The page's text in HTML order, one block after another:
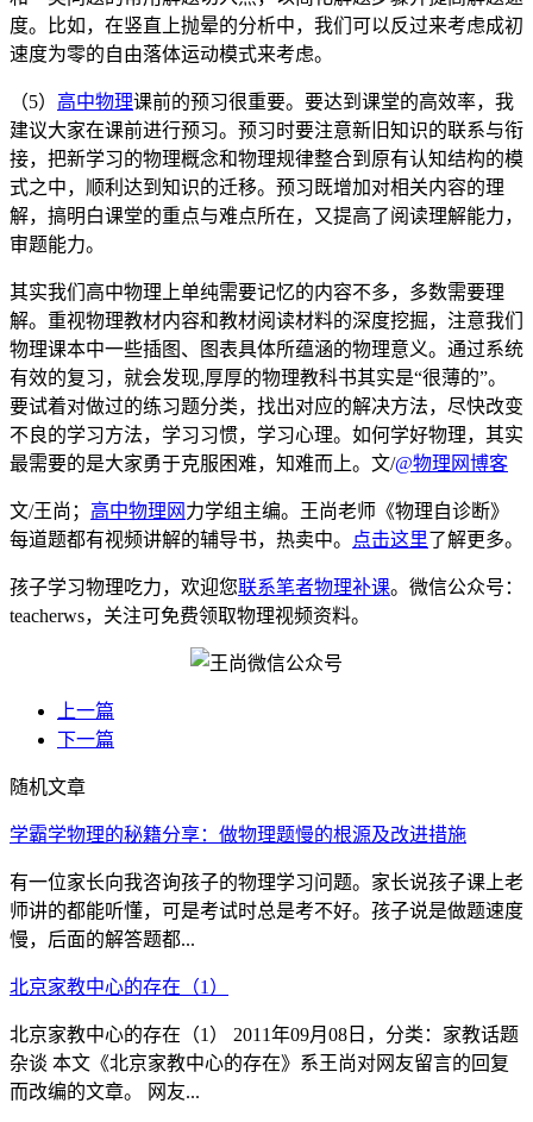
度。比如，在竖直上抛晕的分析中，我们可以反过来考虑成初
速度为零的自由落体运动模式来考虑。
（5） 高中物理课前的预习很重要。要达到课堂的高效率，我
建议大家在课前进行预习。预习时要注意新旧知识的联系与衔
接，把新学习的物理概念和物理规律整合到原有认知结构的模
式之中，顺利达到知识的迁移。预习既增加对相关内容的理
解，搞明白课堂的重点与难点所在，又提高了阅读理解能力，
审题能力。
其实我们高中物理上单纯需要记忆的内容不多，多数需要理
解。重视物理教材内容和教材阅读材料的深度挖掘，注意我们
物理课本中一些插图、图表具体所蕴涵的物理意义。通过系统
有效的复习，就会发现,厚厚的物理教科书其实是“很薄的”。
要试着对做过的练习题分类，找出对应的解决方法，尽快改变
不良的学习方法，学习习惯，学习心理。如何学好物理，其实
最需要的是大家勇于克服困难，知难而上。文/@物理网博客
文/王尚； 高中物理网 力学组主编。王尚老师《物理自诊断》
每道题都有视频讲解的辅导书，热卖中。
点击这里了解更多。
孩子学习物理吃力，欢迎您联系笔者物理补课。微信公众号：
teacherws，关注可免费领取物理视频资料。
上一篇
下一篇
随机文章
学霸学物理的秘籍分享：做物理题慢的根源及改进措施
有一位家长向我咨询孩子的物理学习问题。家长说孩子课上老
师讲的都能听懂，可是考试时总是考不好。孩子说是做题速度
慢，后面的解答题都...
北京家教中心的存在（1）
北京家教中心的存在（1） 2011年09月08日，分类：家教话题
杂谈 本文《北京家教中心的存在》系王尚对网友留言的回复
而改编的文章。 网友...